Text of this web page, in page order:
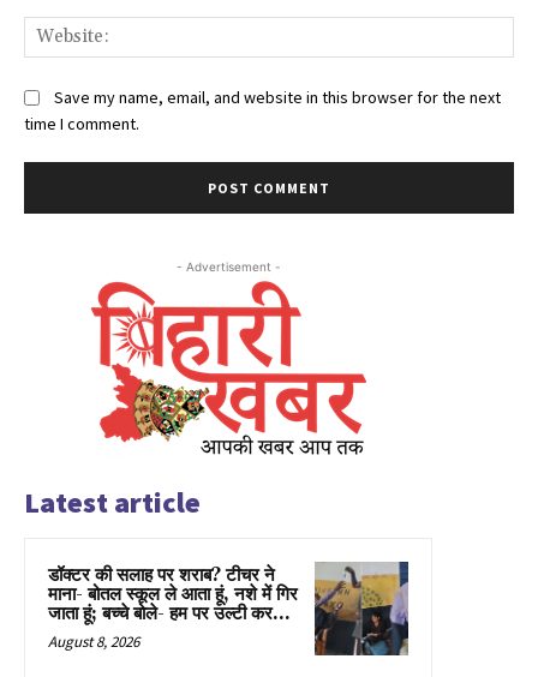
Save my name, email, and website in this browser for the next
time I comment.
- Advertisement -
Latest article
डॉक्टर की सलाह पर शराब? टीचर ने
माना- बोतल स्कूल ले आता हूं, नशे में गिर
जाता हूं; बच्चे बोले- हम पर उल्टी कर...
August 8, 2026